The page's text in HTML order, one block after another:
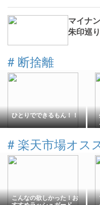
マイナ
朱印巡
# 断捨離
ひとりでできるもん！！
# 楽天市場オス
こんなの欲しかった！お